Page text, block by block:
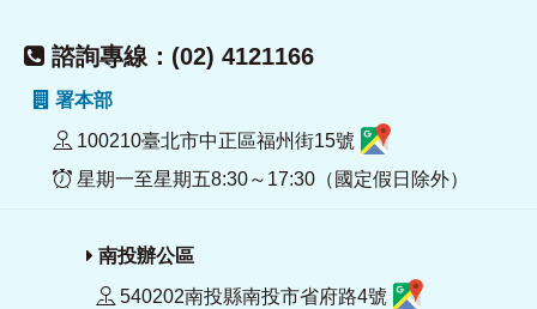
諮詢專線：(02) 4121166
署本部
100210臺北市中正區福州街15號
星期一至星期五8:30～17:30（國定假日除外）
南投辦公區
540202南投縣南投市省府路4號